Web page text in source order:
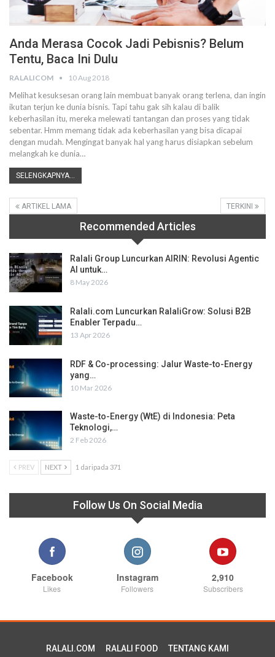
Anda Merasa Cocok Jadi Pebisnis? Belum
Tentu, Baca Ini Dulu
RALALICOM 10 Aug 2018
Melihat kesuksesan orang lain membuat banyak orang terlena, dan ingin
ikutan terjun ke dunia bisnis. Tapi tahu gak sih kalau di balik
keberhasilan itu, mereka melewati tantangan dan proses yang tidak
sebentar. Hmm memang tidak ada keberhasilan yang bisa dicapai
dengan mudah. Mengingat banyak hal yang harus disiapkan sebelum
melangkah ke dunia…
SELENGKAPNYA...
ARTIKEL LAMA TERKINI
Recommended Articles
Ralali Group Luncurkan AIRIN: Revolusi Agentic
AI untuk…
8 May 2026
Ralali.com Luncurkan RalaliGrow: Solusi B2B
Enabler Terpadu…
13 Apr 2026
RDF & Co-processing: Jalur Waste-to-Energy
yang…
10 Mar 2026
Waste-to-Energy (WtE) di Indonesia: Peta
Teknologi,…
2 Feb 2026
PREV NEXT 1 daripada 371
Follow Us On Social Media
Facebook
Likes
Instagram
Followers
2,910
Subscribers
RALALI.COM RALALI FOOD TENTANG KAMI